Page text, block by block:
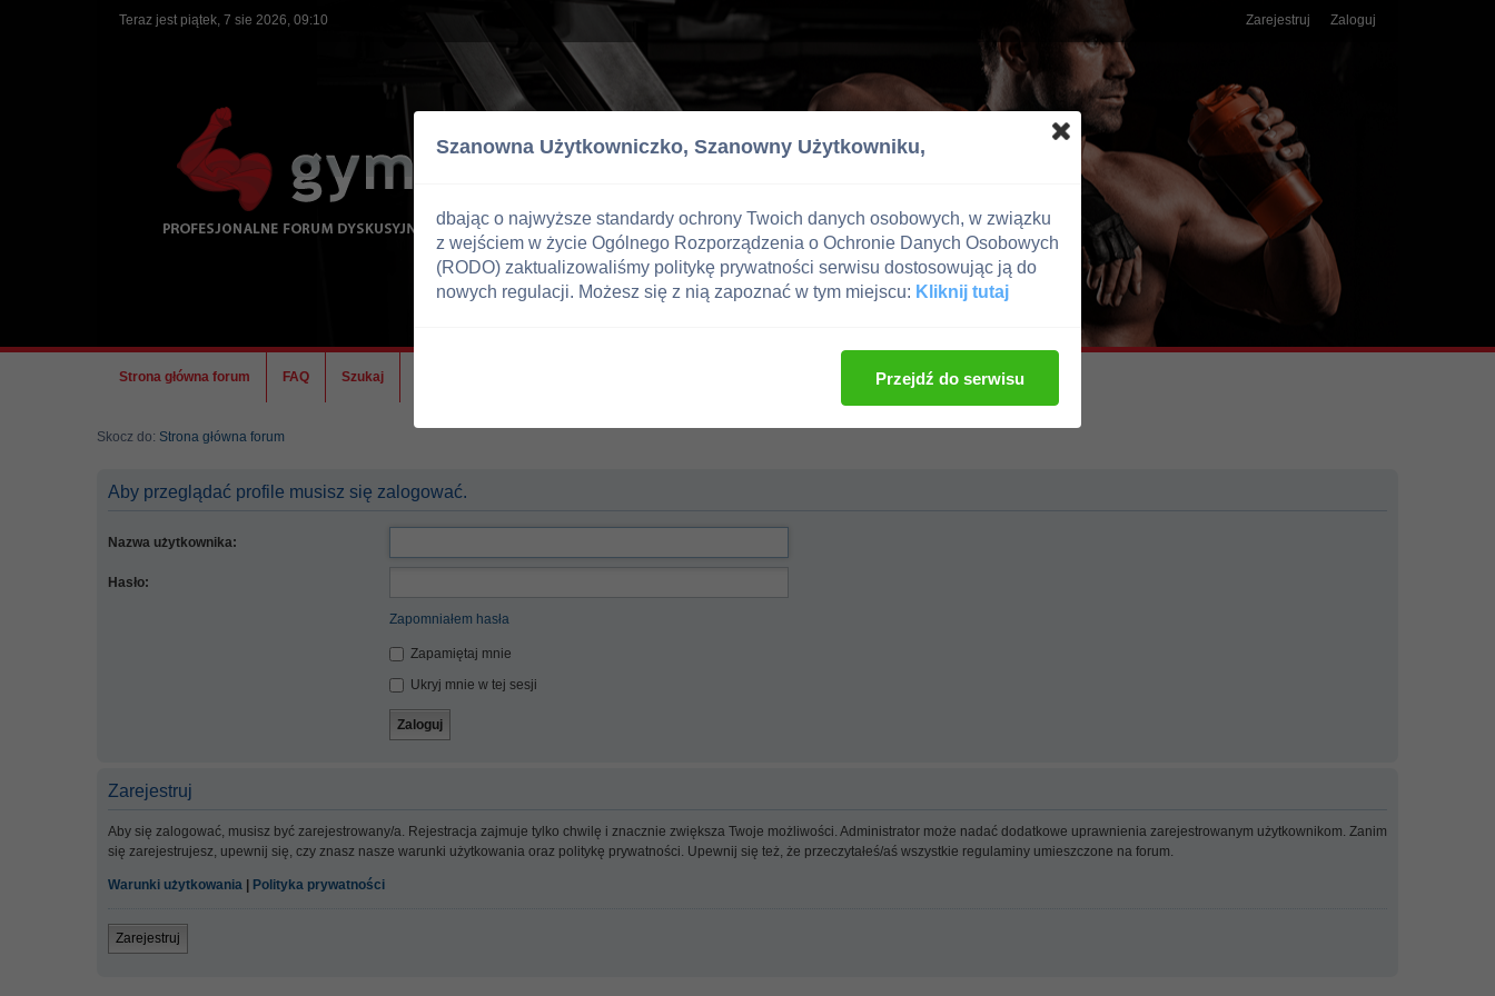
Teraz jest piątek, 7 sie 2026, 09:10 Zarejestruj Zaloguj
Strona główna forum FAQ Szukaj
Skocz do: Strona główna forum
Aby przeglądać profile musisz się zalogować.
Nazwa użytkownika:
Hasło:
Zapomniałem hasła
Zapamiętaj mnie
Ukryj mnie w tej sesji
Zarejestruj
Aby się zalogować, musisz być zarejestrowany/a. Rejestracja zajmuje tylko chwilę i znacznie zwiększa Twoje możliwości. Administrator może nadać dodatkowe uprawnienia zarejestrowanym użytkownikom. Zanim
się zarejestrujesz, upewnij się, czy znasz nasze warunki użytkowania oraz politykę prywatności. Upewnij się też, że przeczytałeś/aś wszystkie regulaminy umieszczone na forum.
Warunki użytkowania Polityka prywatności
Zarejestruj
Szanowna Użytkowniczko, Szanowny Użytkowniku,
dbając o najwyższe standardy ochrony Twoich danych osobowych, w związku
z wejściem w życie Ogólnego Rozporządzenia o Ochronie Danych Osobowych
(RODO) zaktualizowaliśmy politykę prywatności serwisu dostosowując ją do
nowych regulacji. Możesz się z nią zapoznać w tym miejscu: Kliknij tutaj
Przejdź do serwisu